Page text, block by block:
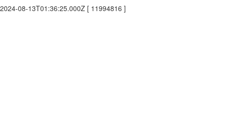
2024-08-13T01:36:25.000Z [ 11994816 ]